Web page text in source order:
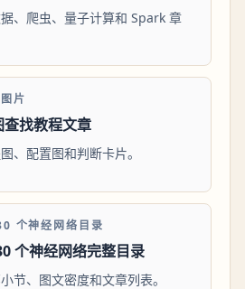
、爬虫、量子计算和 Spark 章
片
查找教程文章
、配置图和判断卡片。
个神经网络目录
个神经网络完整目录
节、图文密度和文章列表。